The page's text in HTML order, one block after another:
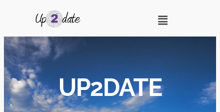
UP2DATE